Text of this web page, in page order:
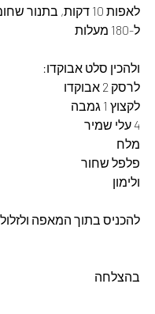
לאפות 10 דקות,
ל-180 מעלות
ולהכין סלט אבוקדו:
לרסק 2 אבוקדו
לקצוץ 1 גמבה
4 עלי שמיר
מלח
פלפל שחור
ולימון
להכניס בתוך המאפה
בהצלחה